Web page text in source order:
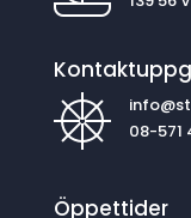
08-571
Öppettider